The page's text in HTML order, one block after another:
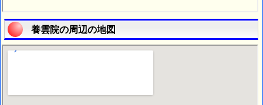
養雲院の周辺の地図